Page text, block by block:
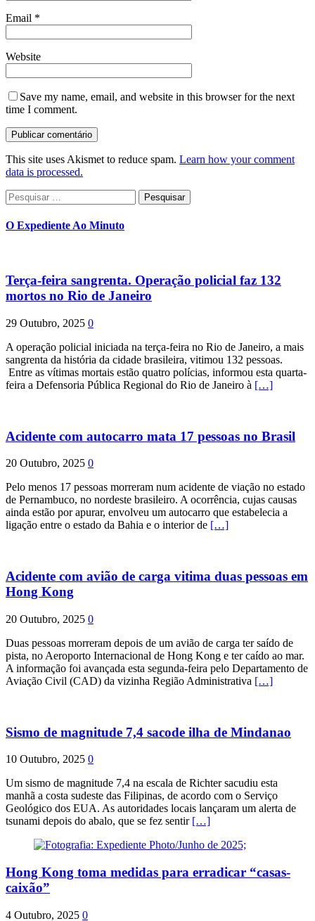
Email *
Website
Save my name, email, and website in this browser for the next
time I comment.
This site uses Akismet to reduce spam. Learn how your comment
data is processed.
Pesquisar
por:
O Expediente Ao Minuto
Terça-feira sangrenta. Operação policial faz 132
mortos no Rio de Janeiro
29 Outubro, 2025 0
A operação policial iniciada na terça-feira no Rio de Janeiro, a mais
sangrenta da história da cidade brasileira, vitimou 132 pessoas.
Entre as vítimas mortais estão quatro polícias, informou esta quarta-
feira a Defensoria Pública Regional do Rio de Janeiro à […]
Acidente com autocarro mata 17 pessoas no Brasil
20 Outubro, 2025 0
Pelo menos 17 pessoas morreram num acidente de viação no estado
de Pernambuco, no nordeste brasileiro. A ocorrência, cujas causas
ainda estão por apurar, envolveu um autocarro que estabelecia a
ligação entre o estado da Bahia e o interior de […]
Acidente com avião de carga vitima duas pessoas em
Hong Kong
20 Outubro, 2025 0
Duas pessoas morreram depois de um avião de carga ter saído de
pista, no Aeroporto Internacional de Hong Kong e ter caído ao mar.
A informação foi avançada esta segunda-feira pelo Departamento de
Aviação Civil (CAD) da vizinha Região Administrativa […]
Sismo de magnitude 7,4 sacode ilha de Mindanao
10 Outubro, 2025 0
Um sismo de magnitude 7,4 na escala de Richter sacudiu esta
manhã a costa sudeste das Filipinas, de acordo com o Serviço
Geológico dos EUA. As autoridades locais lançaram um alerta de
tsunami depois do abalo, que se fez sentir […]
Hong Kong toma medidas para erradicar “casas-
caixão”
4 Outubro, 2025 0